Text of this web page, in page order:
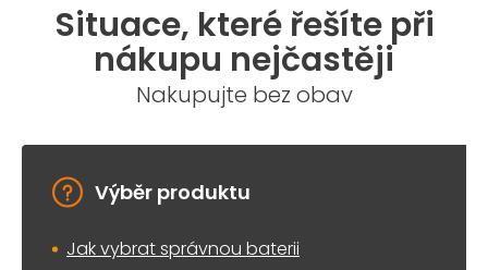
Situace, které řešíte při
nákupu nejčastěji
Nakupujte bez obav
Výběr produktu
Jak vybrat správnou baterii